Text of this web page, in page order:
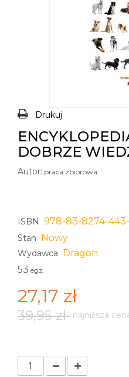
Drukuj
DOBRZE
Autor: praca zbiorowa
ISBN 978-83-8274-
Stan Nowy
Wydawca Dragon
53 egz.
27,17 zł
39,95 zł najniższa